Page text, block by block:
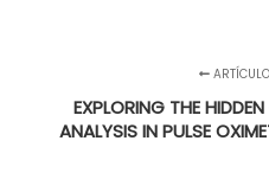
EXPLORING THE
ANALYSIS IN PULSE